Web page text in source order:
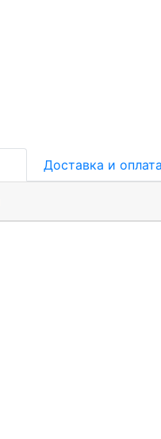
Доставка и оплата